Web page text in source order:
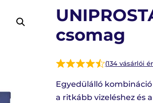
csomag
(134vásárlói
Egyedülálló
a ritkább vizeléshez és